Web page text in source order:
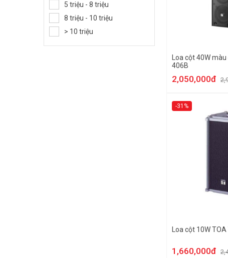
5 triệu - 8 triệu
8 triệu - 10 triệu
> 10 triệu
Loa cột 40W
406B
2,050,000đ
-31%
Loa cột 10W
1,660,000đ